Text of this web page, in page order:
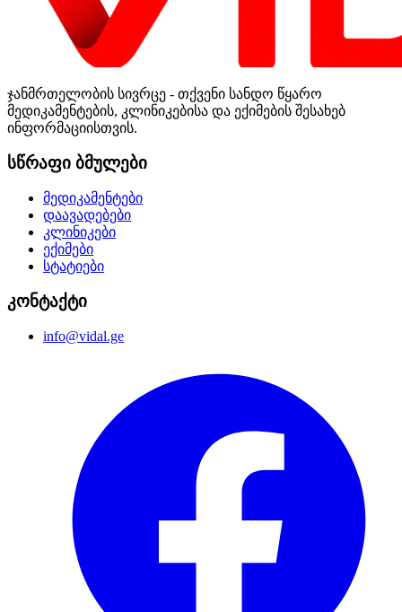
ჯანმრთელობის სივრცე - თქვენი სანდო წყარო
მედიკამენტების, კლინიკებისა და ექიმების შესახებ
ინფორმაციისთვის.
სწრაფი ბმულები
მედიკამენტები
დაავადებები
კლინიკები
ექიმები
სტატიები
კონტაქტი
info@vidal.ge